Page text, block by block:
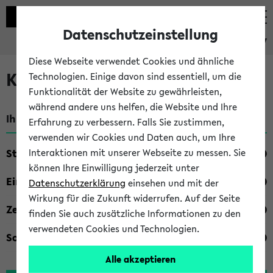
eKVV
Kombisuche im eKVV
Ihre Suchkriterien:
Studienfach
Einrichtung
Zeiten
Sonstiges
Datenschutzeinstellung
Diese Webseite verwendet Cookies und ähnliche
Technologien. Einige davon sind essentiell, um die
Funktionalität der Website zu gewährleisten,
während andere uns helfen, die Website und Ihre
Erfahrung zu verbessern. Falls Sie zustimmen,
verwenden wir Cookies und Daten auch, um Ihre
Interaktionen mit unserer Webseite zu messen. Sie
können Ihre Einwilligung jederzeit unter
Datenschutzerklärung einsehen und mit der
Wirkung für die Zukunft widerrufen. Auf der Seite
finden Sie auch zusätzliche Informationen zu den
verwendeten Cookies und Technologien.
Alle akzeptieren